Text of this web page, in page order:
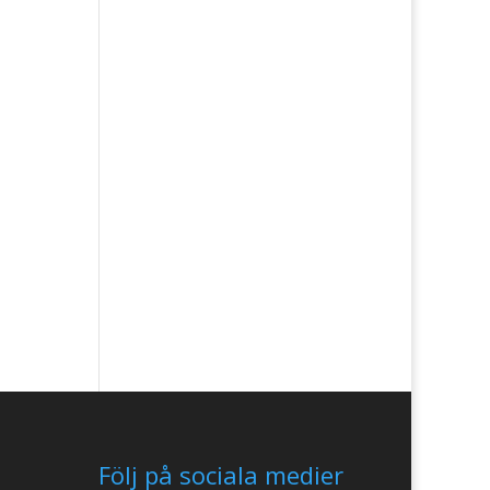
Följ på sociala medier